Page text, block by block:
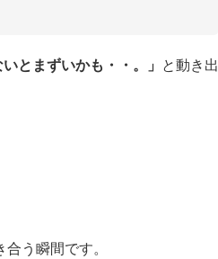
とまずいかも・・。」
と動き出
う瞬間です。